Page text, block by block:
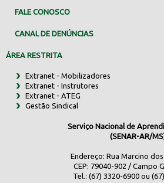
FALE CONOSCO
CANAL DE DENÚNCIAS
ÁREA RESTRITA
Extranet - Mobilizadores
Extranet - Instrutores
Extranet - ATEG
Gestão Sindical
Serviço Nacional de
(SENAR-AR/
Endereço: Rua Marcino
CEP: 79040-902 / Campo
Tel.: (67) 3320-6900 ou